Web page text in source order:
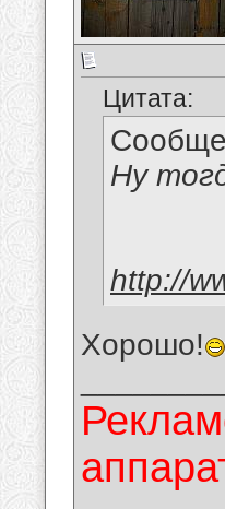
Цитата:
Ну
http://
Хорошо!